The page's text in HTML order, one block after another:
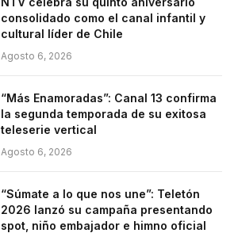
consolidado como el canal infantil y
cultural líder de Chile
Agosto 6, 2026
“Más Enamoradas”: Canal 13 confirma
la segunda temporada de su exitosa
teleserie vertical
Agosto 6, 2026
“Súmate a lo que nos une”: Teletón
2026 lanzó su campaña presentando
spot, niño embajador e himno oficial